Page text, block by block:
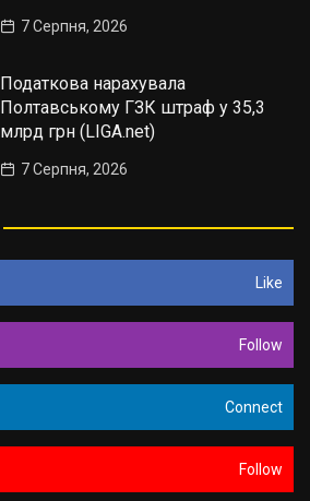
7 Серпня, 2026
Податкова нарахувала
Полтавському ГЗК штраф у 35,3
млрд грн (LIGA.net)
7 Серпня, 2026
Like
Follow
Connect
Follow